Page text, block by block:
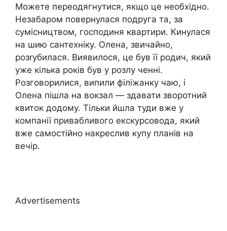
Можете переодягнутися, якщо це необхідно.
Незабаром повернулася подруга та, за
сумісництвом, господиня квартири. Кинулася
на шию сантехніку. Олена, звичайно,
розrубилася. Виявилося, це був її родич, який
уже кілька років був у розлу ченні.
Розговорилися, випили філіжанку чаю, і
Олена пішла на вокзал — здавати зворотний
квиток додому. Тільки йшла туди вже у
компанії привабливого екскурсовода, який
вже самостійно накреслив купу планів на
вечір.
Advertisements